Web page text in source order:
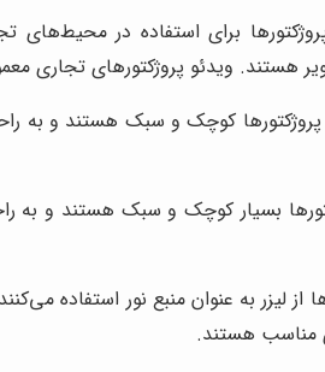
برای استفاده در
هستند. ویدئو پروژکتورهای تجاری
پروژکتورها کوچک و سبک هستند و به
بسیار کوچک و سبک هستند و به
از لیزر به عنوان منبع نور استفاده
مناسب هستند.